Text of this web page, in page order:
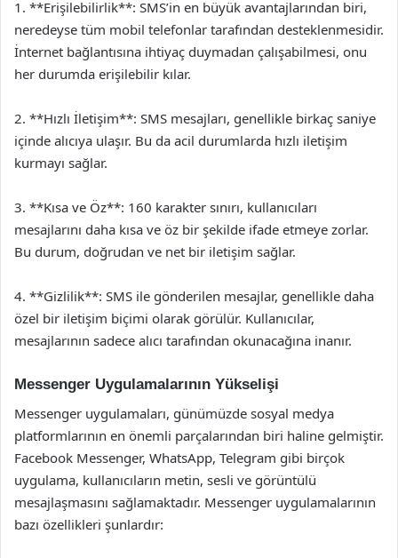
1. **Erişilebilirlik**: SMS’in en büyük avantajlarından biri,
neredeyse tüm mobil telefonlar tarafından desteklenmesidir.
İnternet bağlantısına ihtiyaç duymadan çalışabilmesi, onu
her durumda erişilebilir kılar.
2. **Hızlı İletişim**: SMS mesajları, genellikle birkaç saniye
içinde alıcıya ulaşır. Bu da acil durumlarda hızlı iletişim
kurmayı sağlar.
3. **Kısa ve Öz**: 160 karakter sınırı, kullanıcıları
mesajlarını daha kısa ve öz bir şekilde ifade etmeye zorlar.
Bu durum, doğrudan ve net bir iletişim sağlar.
4. **Gizlilik**: SMS ile gönderilen mesajlar, genellikle daha
özel bir iletişim biçimi olarak görülür. Kullanıcılar,
mesajlarının sadece alıcı tarafından okunacağına inanır.
Messenger Uygulamalarının Yükselişi
Messenger uygulamaları, günümüzde sosyal medya
platformlarının en önemli parçalarından biri haline gelmiştir.
Facebook Messenger, WhatsApp, Telegram gibi birçok
uygulama, kullanıcıların metin, sesli ve görüntülü
mesajlaşmasını sağlamaktadır. Messenger uygulamalarının
bazı özellikleri şunlardır: